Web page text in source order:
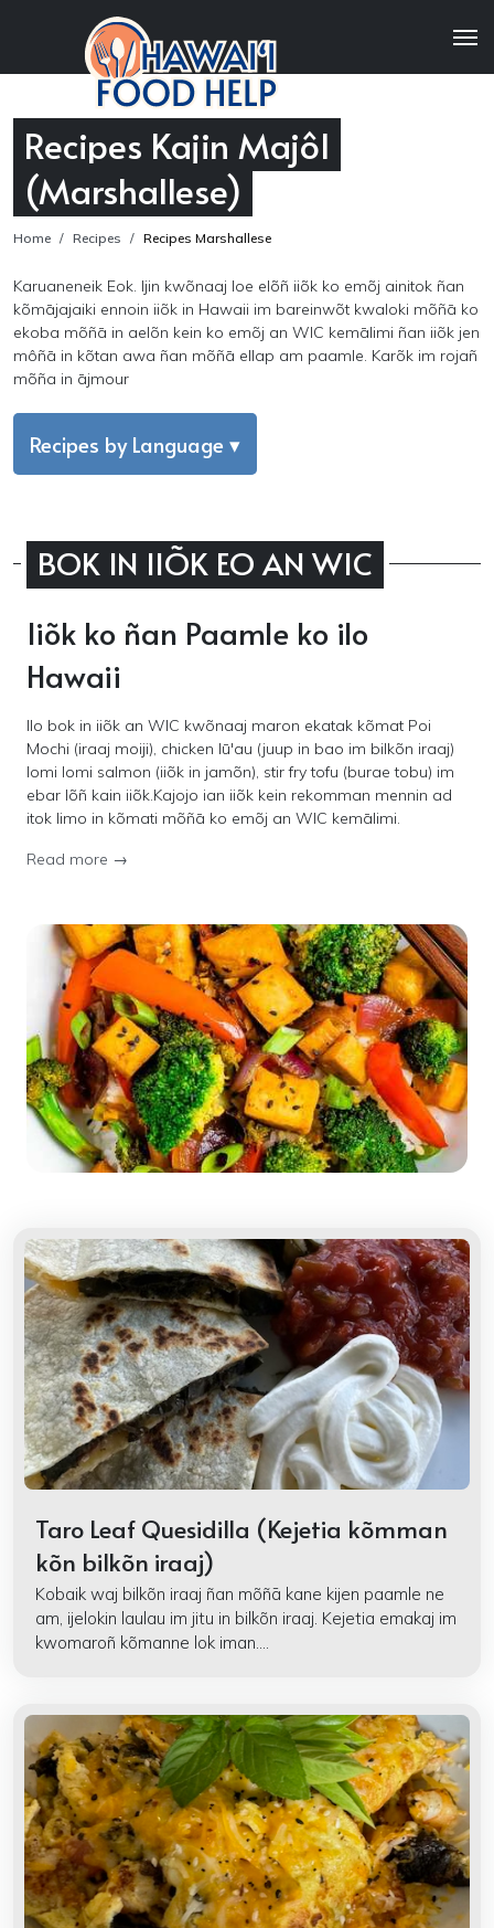
Recipes Kajin Majôl
(Marshallese)
Home Recipes Recipes Marshallese
Karuaneneik Eok. Ijin kwõnaaj loe elõñ iiõk ko emõj ainitok ñan
kõmājajaiki ennoin iiõk in Hawaii im bareinwõt kwaloki mõñā ko
ekoba mõñā in aelõn kein ko emõj an WIC kemālimi ñan iiõk jen
môñā in kõtan awa ñan mõñā ellap am paamle. Karõk im rojañ
mõña in ājmour
Recipes by Language ▾
BOK IN IIÕK EO AN WIC
Iiõk ko ñan Paamle ko ilo
Hawaii
Ilo bok in iiõk an WIC kwõnaaj maron ekatak kõmat Poi
Mochi (iraaj moiji), chicken lū'au (juup in bao im bilkõn iraaj)
lomi lomi salmon (iiõk in jamõn), stir fry tofu (burae tobu) im
ebar lõñ kain iiõk.Kajojo ian iiõk kein rekomman mennin ad
itok limo in kõmati mõñā ko emõj an WIC kemālimi.
Read more →
Taro Leaf Quesidilla (Kejetia kõmman
kõn bilkõn iraaj)
Kobaik waj bilkõn iraaj ñan mõñā kane kijen paamle ne
am, ijelokin laulau im jitu in bilkõn iraaj. Kejetia emakaj im
kwomaroñ kõmanne lok iman....